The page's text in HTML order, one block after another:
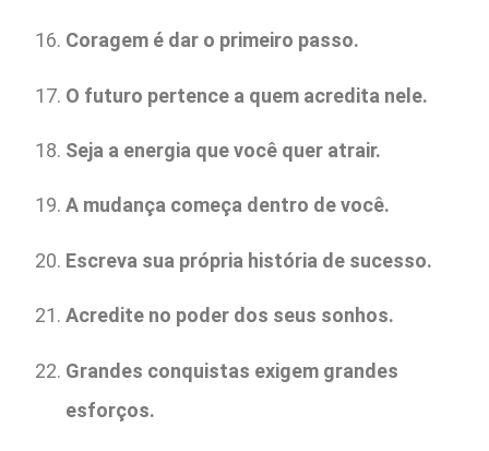
Coragem é dar o primeiro passo.
O futuro pertence a quem acredita nele.
Seja a energia que você quer atrair.
A mudança começa dentro de você.
Escreva sua própria história de sucesso.
Acredite no poder dos seus sonhos.
Grandes conquistas exigem grandes
esforços.